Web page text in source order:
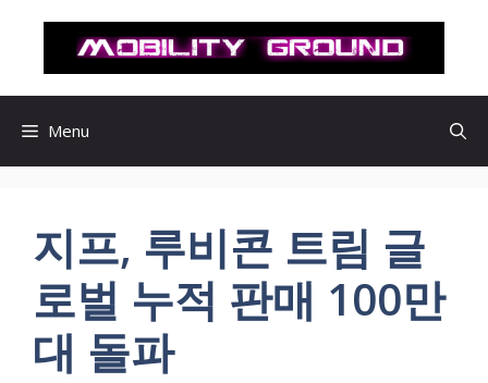
로
Menu
지프, 루비콘 트림 글
로벌 누적 판매 100만
대 돌파